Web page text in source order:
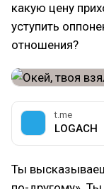
какую цену
уступить
отношения?
t.me
LOGACH
Ты